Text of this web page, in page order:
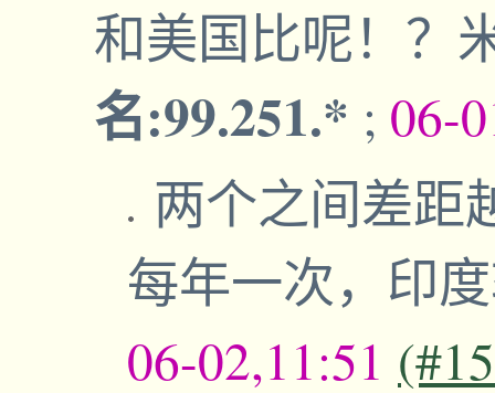
和美国比呢！？
名:99.251.* ; 06-
两个之间差距
每年一次，印
06-02,11:51